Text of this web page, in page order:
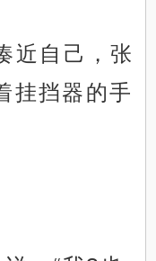
近自己，张
挂挡器的手